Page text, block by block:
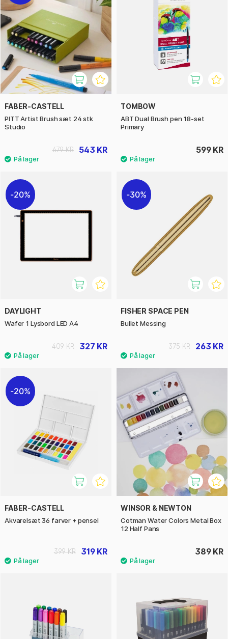
FABER-CASTELL
PITT Artist Brush sæt 24 stk
Studio
543 KR
679 KR
TOMBOW
ABT Dual Brush pen 18-set
Primary
599 KR
20%
DAYLIGHT
Wafer 1 Lysbord LED A4
327 KR
409 KR
30%
FISHER SPACE PEN
Bullet Messing
263 KR
375 KR
20%
FABER-CASTELL
Akvarelsæt 36 farver + pensel
319 KR
399 KR
WINSOR & NEWTON
Cotman Water Colors Metal Box
12 Half Pans
389 KR